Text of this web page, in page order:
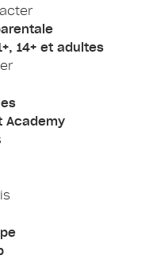
14+ et adultes
Academy